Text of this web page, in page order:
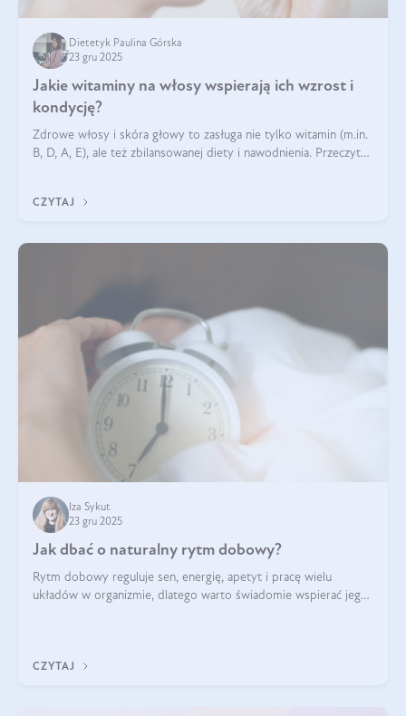
Dietetyk Paulina Górska
23 gru 2025
Jakie witaminy na włosy wspierają ich wzrost i
kondycję?
Zdrowe włosy i skóra głowy to zasługa nie tylko witamin (m.in.
B, D, A, E), ale też zbilansowanej diety i nawodnienia. Przeczytaj
CZYTAJ
Iza Sykut
23 gru 2025
Jak dbać o naturalny rytm dobowy?
Rytm dobowy reguluje sen, energię, apetyt i pracę wielu
układów w organizmie, dlatego warto świadomie wspierać jego
CZYTAJ